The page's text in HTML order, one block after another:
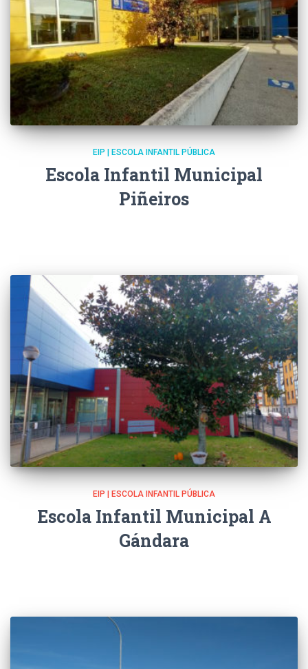
EIP | ESCOLA INFANTIL PÚBLICA
Escola Infantil Municipal
Piñeiros
EIP | ESCOLA INFANTIL PÚBLICA
Escola Infantil Municipal A
Gándara